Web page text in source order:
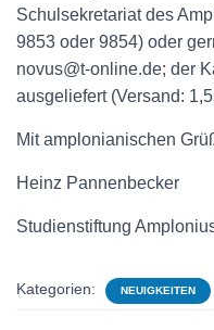
Schulsekretariat des
9853 oder 9854) oder
novus@t-online.de; der
ausgeliefert (Versand:
Mit amplonianischen
Heinz Pannenbecker
Studienstiftung
Kategorien: NEUIGKEITEN